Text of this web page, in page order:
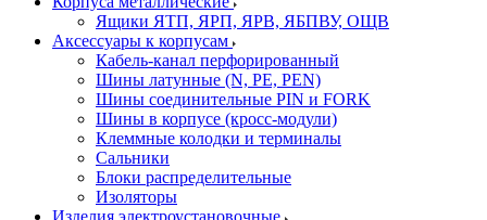
Ящики ЯТП, ЯРП, ЯРВ, ЯБПВУ, ОЩВ
Аксессуары к корпусам
Кабель-канал перфорированный
Шины латунные (N, PE, PEN)
Шины соединительные PIN и FORK
Шины в корпусе (кросс-модули)
Клеммные колодки и терминалы
Сальники
Блоки распределительные
Изоляторы
Изделия электроустановочные